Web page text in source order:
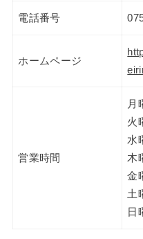
電話番号
ホームページ
営業時間
月
火
水
木
金
土
日